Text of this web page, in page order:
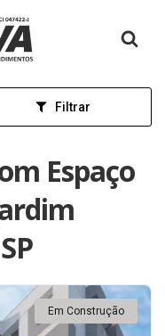
Filtrar
Espaço
Em Construção